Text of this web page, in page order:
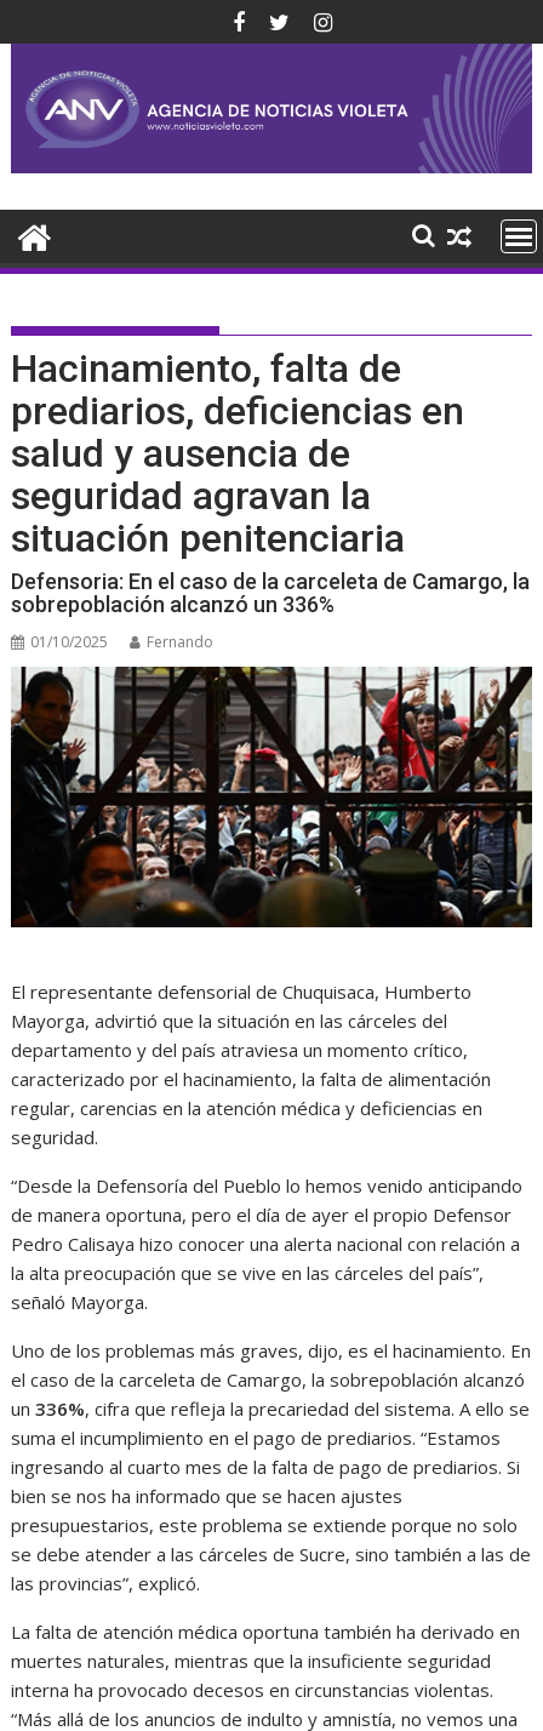
al
contenido
Hacinamiento, falta de
prediarios, deficiencias en
salud y ausencia de
seguridad agravan la
situación penitenciaria
Defensoria: En el caso de la carceleta de Camargo, la
sobrepoblación alcanzó un 336%
01/10/2025 Fernando
El representante defensorial de Chuquisaca, Humberto
Mayorga, advirtió que la situación en las cárceles del
departamento y del país atraviesa un momento crítico,
caracterizado por el hacinamiento, la falta de alimentación
regular, carencias en la atención médica y deficiencias en
seguridad.
“Desde la Defensoría del Pueblo lo hemos venido anticipando
de manera oportuna, pero el día de ayer el propio Defensor
Pedro Calisaya hizo conocer una alerta nacional con relación a
la alta preocupación que se vive en las cárceles del país”,
señaló Mayorga.
Uno de los problemas más graves, dijo, es el hacinamiento. En
el caso de la carceleta de Camargo, la sobrepoblación alcanzó
un336%, cifra que refleja la precariedad del sistema. A ello se
suma el incumplimiento en el pago de prediarios. “Estamos
ingresando al cuarto mes de la falta de pago de prediarios. Si
bien se nos ha informado que se hacen ajustes
presupuestarios, este problema se extiende porque no solo
se debe atender a las cárceles de Sucre, sino también a las de
las provincias”, explicó.
La falta de atención médica oportuna también ha derivado en
muertes naturales, mientras que la insuficiente seguridad
interna ha provocado decesos en circunstancias violentas.
“Más allá de los anuncios de indulto y amnistía, no vemos una